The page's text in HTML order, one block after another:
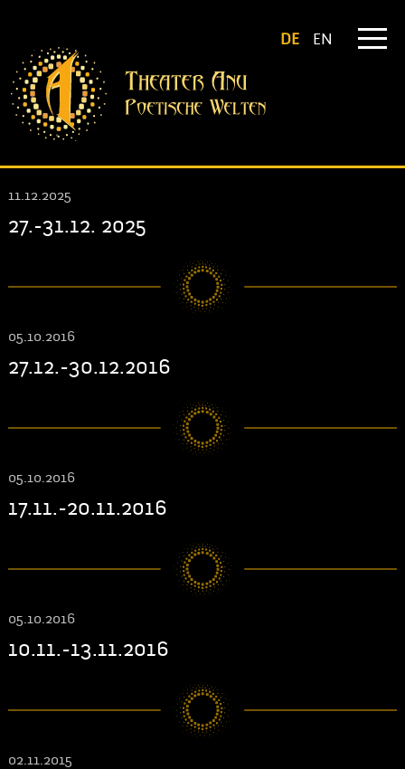
DE EN
11.12.2025
27.-31.12. 2025
05.10.2016
27.12.-30.12.2016
05.10.2016
17.11.-20.11.2016
05.10.2016
10.11.-13.11.2016
02.11.2015